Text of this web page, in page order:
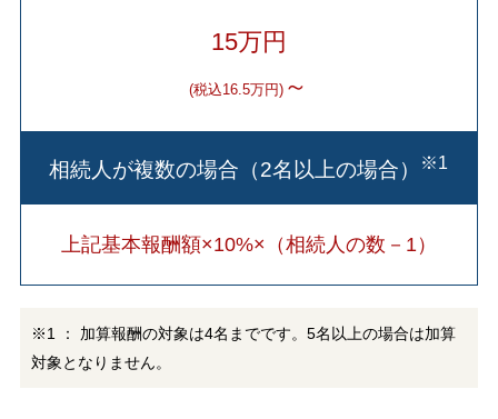
15万円
(税込16.5万円) ～
相続人が複数の場合（2名以上の場合） ※1
上記基本報酬額×10%×（相続人の数－1）
※1 ： 加算報酬の対象は4名までです。5名以上の場合は加算
対象となりません。